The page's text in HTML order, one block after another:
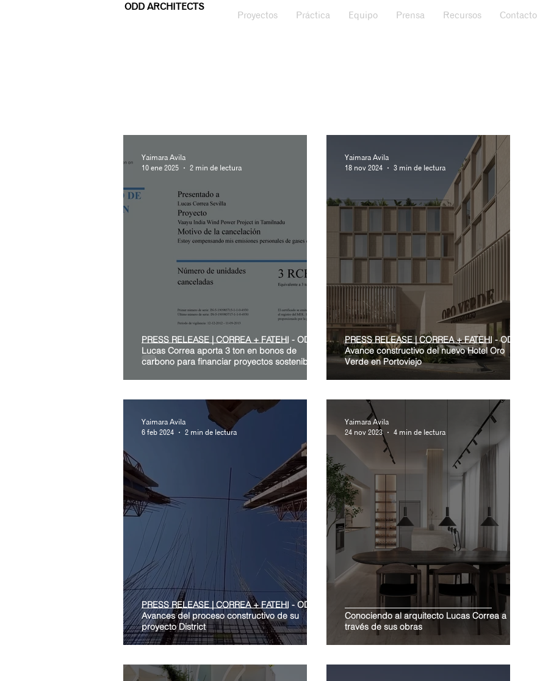
ODD ARCHITECTS
Proyectos Práctica Equipo Prensa Recursos Contacto
PRESS RELEASE | CORREA + FATEHI - ODD+
Lucas Correa aporta 3 ton en bonos de
carbono para financiar proyectos sostenibles
Yaimara Avila
10 ene 2025
2 min de lectura
PRESS RELEASE | CORREA + FATEHI - ODD+
Avance constructivo del nuevo Hotel Oro
Verde en Portoviejo
Yaimara Avila
18 nov 2024
3 min de lectura
PRESS RELEASE | CORREA + FATEHI - ODD+
Avances del proceso constructivo de su
proyecto District
Yaimara Avila
6 feb 2024
2 min de lectura
Conociendo al arquitecto Lucas Correa a
través de sus obras
Yaimara Avila
24 nov 2023
4 min de lectura